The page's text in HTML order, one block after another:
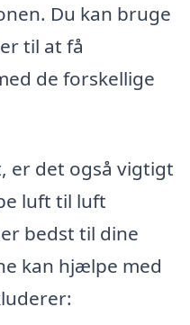
Du kan bruge
til at få
de forskellige
er det også vigtigt
luft til luft
bedst til dine
kan hjælpe med